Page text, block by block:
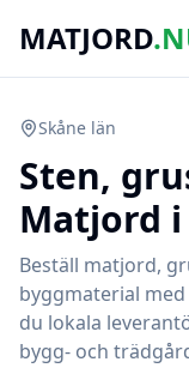
MATJORD
Skåne län
Sten,
Matjord i
Beställ matjord,
byggmaterial med
du lokala
bygg- och